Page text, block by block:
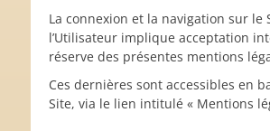
La connexion et la navigation sur le
l’Utilisateur implique acceptation
réserve des présentes mentions
Ces dernières sont accessibles en
Site, via le lien intitulé « Mentions